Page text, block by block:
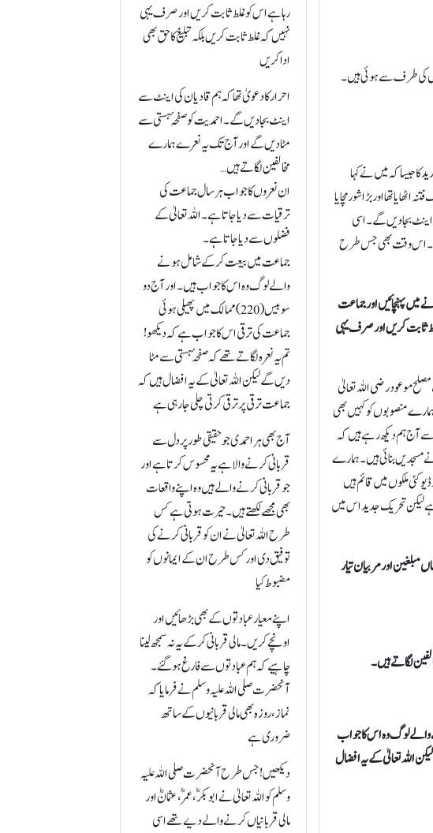
کی طرف سے ہوئی ہیں۔
کا جیسا کہ میں نے کہا
تھا اور بڑا شور مچایا
اینٹ بجا دیں گے۔ اسی
ہے۔ اس وقت بھی جس طرح
میں پہنچائیں اور جماعت
ثابت کریں اور صرف یہی
موعود رضی اللہ تعالیٰ
ہمارے منصوبوں کو کہیں بھی
سے آج ہم دیکھ رہے ہیں کہ
مسجدیں بنائی ہیں۔ ہمارے
ملکوں میں قائم ہیں
ہے لیکن تحریک جدید اس میں
مبلغین اور مربیان تیار
لگاتے ہیں۔
والے لوگ وہ اس کا جواب
لیکن اللہ تعالیٰ کے یہ افضال
رہا ہے اس کو غلط ثابت کریں اور صرف یہی
نہیں کہ غلط ثابت کریں بلکہ تبلیغ کا حق بھی
ادا کریں
احرار کا دعویٰ تھا کہ ہم قادیان کی اینٹ سے
اینٹ بجا دیں گے۔ احمدیت کو صفحہ ٔہستی سے
مٹا دیں گے اور آج تک یہ نعرے ہمارے
مخالفین لگاتے ہیں…
ان نعروں کا جواب ہر سال جماعت کی
ترقیات سے دیا جاتا ہے۔ اللہ تعالیٰ کے
فضلوں سے دیا جاتا ہے۔
جماعت میں بیعت کر کے شامل ہونے
والے لوگ وہ اس کا جواب ہیں۔اور آج دو
سو بیس (220)ممالک میں پھیلی ہوئی
جماعت کی ترقی اس کا جواب ہے کہ دیکھو !
تم یہ نعرہ لگاتے تھے کہ صفحہ ٔہستی سے مٹا
دیں گے لیکن اللہ تعالیٰ کے یہ افضال ہیں کہ
جماعت ترقی پر ترقی کرتی چلی جا رہی ہے
آج بھی ہر احمدی جو حقیقی طور پر دل سے
قربانی کرنے والا ہے یہ محسوس کرتا ہے اور
جو قربانی کرنے والے ہیں وہ اپنے واقعات
بھی مجھے لکھتے ہیں۔ حیرت ہوتی ہے کس
طرح اللہ تعالیٰ نے ان کو قربانی کرنے کی
توفیق دی اور کس طرح ان کے ایمانوں کو
مضبوط کیا
اپنے معیار عبادتوں کے بھی بڑھائیں اور
اونچے کریں۔ مالی قربانی کر کے یہ نہ سمجھ لینا
چاہیے کہ ہم عبادتوں سے فارغ ہو گئے۔
آنحضرت صلی اللہ علیہ وسلم نے فرمایا کہ
نماز، روزہ بھی مالی قربانیوں کے ساتھ
ضروری ہے
دیکھیں! جس طرح آنحضرت صلی اللہ علیہ
وسلم کو اللہ تعالیٰ نے ابوبکر ؓ،عمرؓ، عثمانؓ اور
مالی قربانیاں کرنے والے دیے تھے اسی